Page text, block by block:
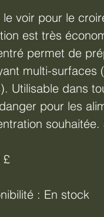
le voir pour le
est très
permet de
multi-surfaces
Utilisable dans
pour les
souhaitée.
£
: En stock